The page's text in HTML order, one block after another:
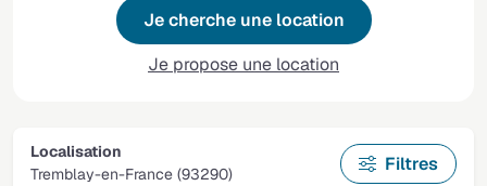
Je cherche une location
Je propose une location
Localisation
Tremblay-en-France (93290)
Filtres